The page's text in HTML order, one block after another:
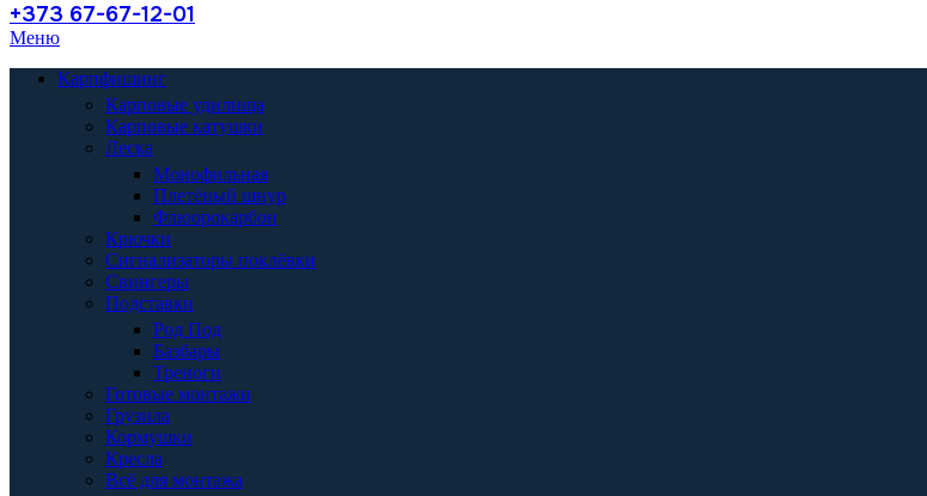
+373 67-67-12-01
Меню
Карпфишинг
Карповые удилища
Карповые катушки
Леска
Монофильная
Плетёный шнур
Флюорокарбон
Крючки
Сигнализаторы поклёвки
Свингеры
Подставки
Род Под
Базбары
Треноги
Готовые монтажи
Грузила
Кормушки
Кресла
Всё для монтажа